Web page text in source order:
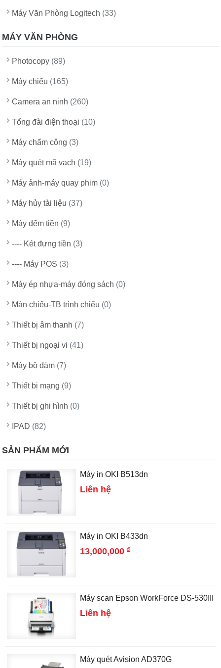
Máy Văn Phòng Logitech (33)
MÁY VĂN PHÒNG
Photocopy (89)
Máy chiếu (165)
Camera an ninh (260)
Tổng đài điện thoại (10)
Máy chấm công (3)
Máy quét mã vạch (19)
Máy ảnh-máy quay phim (0)
Máy hủy tài liệu (37)
Máy đếm tiền (9)
---- Két đựng tiền (3)
---- Máy POS (3)
Máy ép nhựa-máy đóng sách (0)
Màn chiếu-TB trình chiếu (0)
Thiết bị âm thanh (7)
Thiết bị ngoại vi (41)
Máy bộ đàm (7)
Thiết bị mạng (9)
Thiết bị ghi hình (0)
IPAD (82)
SẢN PHẨM MỚI
Máy in OKI B513dn
Liên hệ
Máy in OKI B433dn
13,000,000 đ
Máy scan Epson WorkForce DS-530III
Liên hệ
Máy quét Avision AD370G